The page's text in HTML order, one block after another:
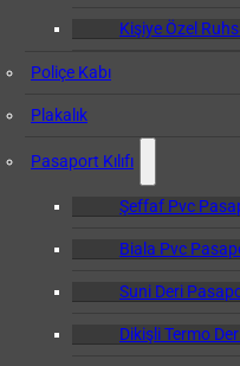
Kişiye Özel
Poliçe Kabı
Plakalık
Pasaport Kılıfı
Şeffaf Pvc
Biala Pvc
Suni Deri
Dikişli Termo